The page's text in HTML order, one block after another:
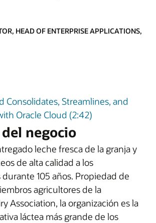
HEAD OF ENTERPRISE APPLICATIONS,
Consolidates, Streamlines, and
Oracle Cloud (2:42)
negocio
leche fresca de la granja y
de alta calidad a los
105 años. Propiedad de
agricultores de la
Association, la organización es la
láctea más grande de los